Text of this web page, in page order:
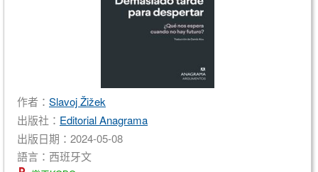
作者： Slavoj Žižek
出版社： Editorial Anagrama
出版日期：2024-05-08
語言：西班牙文